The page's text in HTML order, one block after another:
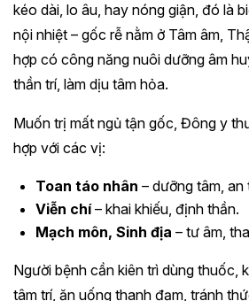
kéo dài, lo âu, hay nóng giận, đó là
nội nhiệt – gốc rễ nằm ở Tâm âm,
hợp có công năng nuôi dưỡng âm
thần trí, làm dịu tâm hỏa.
Muốn trị mất ngủ tận gốc, Đông y
hợp với các vị:
Toan táo nhân – dưỡng tâm, an
Viễn chí– khai khiếu, định thần.
Mạch môn, Sinh địa – tư âm,
Người bệnh cần kiên trì dùng thuốc,
tâm trí, ăn uống thanh đạm, tránh